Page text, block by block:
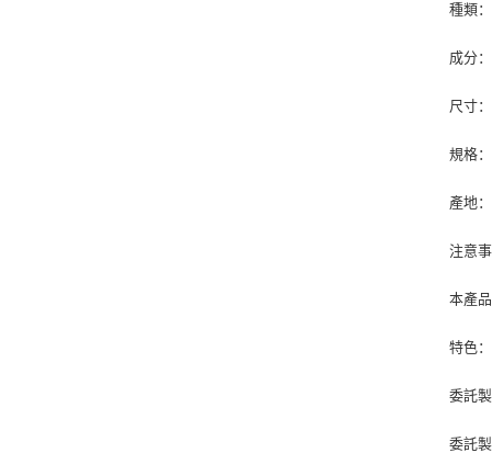
種類
成分
尺寸
規格
產地
注意
本產
特色
委託
委託